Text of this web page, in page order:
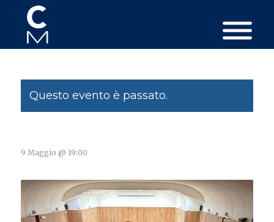
Questo evento è passato.
9 Maggio @ 19:00